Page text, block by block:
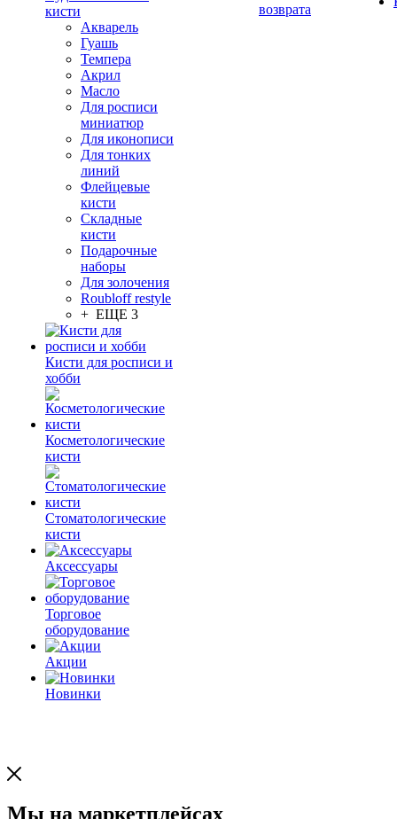
кисти
Акварель
Гуашь
Темпера
Акрил
Масло
Для росписи
миниатюр
Для иконописи
Для тонких
линий
Флейцевые
кисти
Складные
кисти
Подарочные
наборы
Для золочения
Roubloff restyle
+ ЕЩЕ 3
Кисти для росписи и
хобби
Косметологические
кисти
Стоматологические
кисти
Аксессуары
Торговое
оборудование
Акции
Новинки
возврата
Мы на маркетплейсах